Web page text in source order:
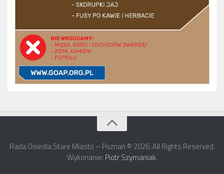
Rada Osiedla Stare Miasto – Poznań © 2026. All Rights Reserved.
Wykonanie: Piotr Szymaniak.